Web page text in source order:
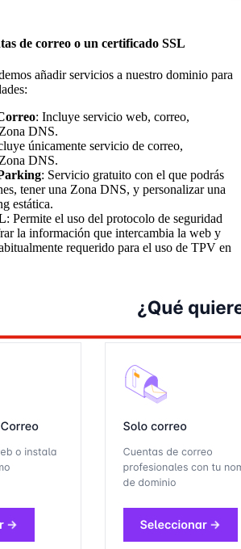
de correo o un certificado SSL
añadir servicios a nuestro dominio para
: Incluye servicio web, correo,
DNS.
únicamente servicio de correo,
DNS.
: Servicio gratuito con el que podrás
tener una Zona DNS, y personalizar una
estática.
: Permite el uso del protocolo de seguridad
la información que intercambia la web y
requerido para el uso de TPV en